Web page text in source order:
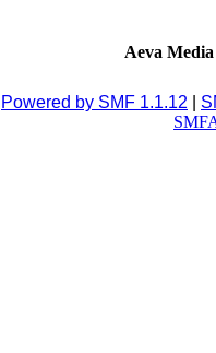
Aeva Media
Powered by SMF 1.1.12